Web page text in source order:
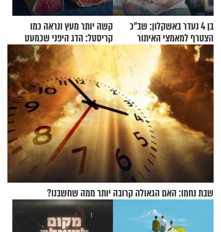
בן 4 נעדר באשקלון: שב"כ
הצטרף למאמצי האיתור
קשה יותר מעץ ונראה כמו
קריסטל: הדג היפני שכמעט
בלתי אפשרי לחתוך
שבת נחמו: האם הגאולה קרובה יותר ממה שחשבנו?